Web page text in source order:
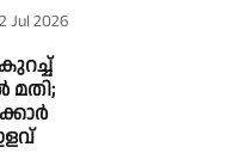
Jul 2026
മതി;